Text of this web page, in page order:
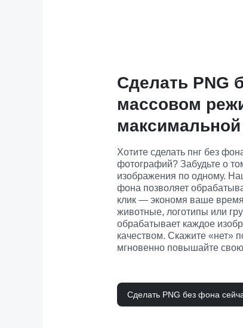
Сделать PNG
массовом
Хотите сделать пнг без
фотографий? Забудьте о
изображения по одному.
фона позволяет
клик — экономя ваше
животные, логотипы или
обрабатывает каждое
качеством. Скажите «нет»
мгновенно повышайте свою
Сделать PNG без фона